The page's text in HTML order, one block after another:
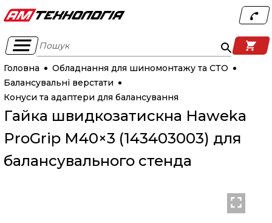
Пошук
Головна
Обладнання для шиномонтажу та СТО
Балансувальні верстати
Конуси та адаптери для балансування
Гайка швидкозатискна Haweka
ProGrip M40×3 (143403003) для
балансувального стенда